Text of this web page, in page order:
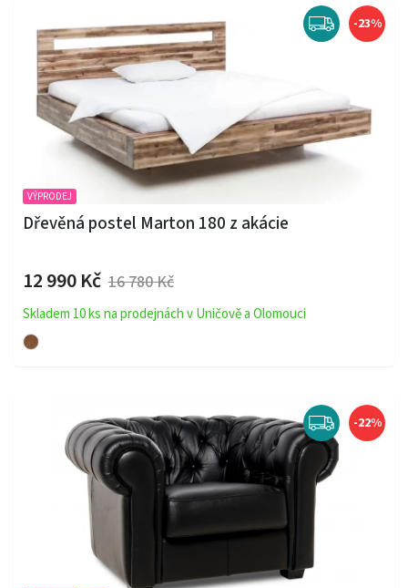
-23%
VÝPRODEJ
Dřevěná postel Marton 180 z akácie
12 990 Kč 16 780 Kč
Skladem 10 ks na prodejnách v Uničově a Olomouci
-22%